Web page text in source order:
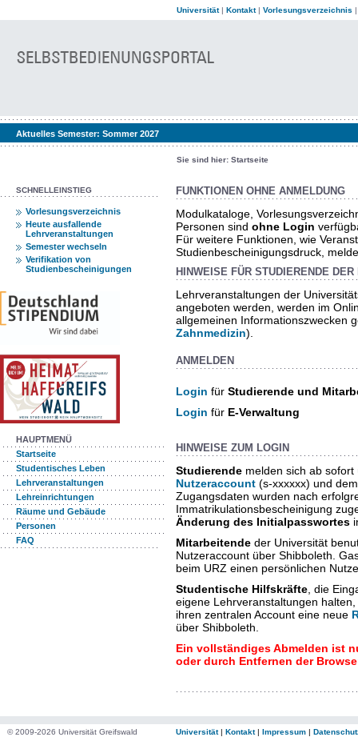
Universität| Kontakt| Vorlesungsverzeichnis
Aktuelles Semester: Sommer 2027
Sie sind hier: Startseite
SCHNELLEINSTIEG
Vorlesungsverzeichnis
Heute ausfallende
Lehrveranstaltungen
Semester wechseln
Verifikation von
Studienbescheinigungen
HAUPTMENÜ
Startseite
Studentisches Leben
Lehrveranstaltungen
Lehreinrichtungen
Räume und Gebäude
Personen
FAQ
FUNKTIONEN OHNE ANMELDUNG
Modulkataloge,
Personen sind ohne Login
Für weitere Funktionen, wie
Studienbescheinigungsdruck,
HINWEISE FÜR STUDIERENDE DER
Lehrveranstaltungen der
angeboten werden, werden im
allgemeinen Informationszwecken
Zahnmedizin).
ANMELDEN
Login für Studierende und
Login für E-Verwaltung
HINWEISE ZUM LOGIN
Studierende melden sich ab
Nutzeraccount (s-xxxxxx) und
Zugangsdaten wurden nach
Immatrikulationsbescheinigung
Änderung des Initialpasswortes
Mitarbeitende der Universität
Nutzeraccount über Shibboleth.
beim URZ einen persönlichen
Studentische Hilfskräfte , die
eigene Lehrveranstaltungen
ihren zentralen Account eine neue
über Shibboleth.
Ein vollständiges Abmelden ist
oder durch Entfernen der
© 2009-2026 Universität Greifswald Universität| Kontakt| Impressum |